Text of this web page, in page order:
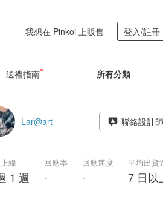
我想在 Pinkoi 上販售 登入/註冊
送禮指南 所有分類
Lar@art 聯絡設計師
線
1 週
回應率
-
回應速度
-
平均出貨
7 日以